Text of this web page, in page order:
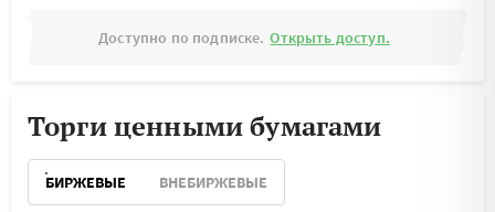
Доступно по подписке. Открыть доступ.
Торги ценными бумагами
БИРЖЕВЫЕ ВНЕБИРЖЕВЫЕ